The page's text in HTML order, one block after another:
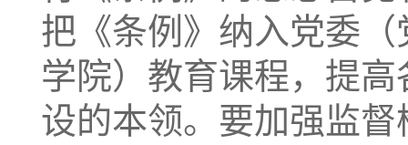
把《条例》纳入党委
学院）教育课程，提
设的本领。要加强监